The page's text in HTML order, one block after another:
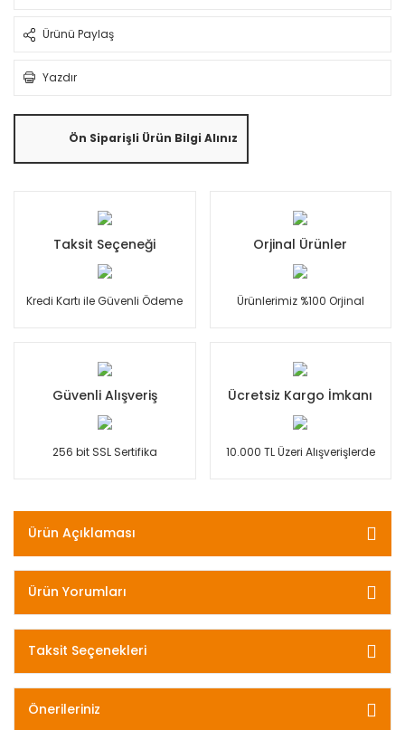
Ürünü Paylaş
Yazdır
Ön Siparişli Ürün Bilgi Alınız
Taksit Seçeneği
Kredi Kartı ile Güvenli Ödeme
Orjinal Ürünler
Ürünlerimiz %100 Orjinal
Güvenli Alışveriş
256 bit SSL Sertifika
Ücretsiz Kargo İmkanı
10.000 TL Üzeri Alışverişlerde
Ürün Açıklaması
Ürün Yorumları
Taksit Seçenekleri
Önerileriniz